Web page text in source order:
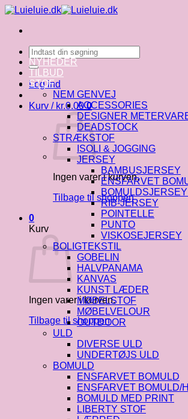
Fortsæt
indhold
Søg
efter:
Log ind
Kurv / kr.0.00 0
Ingen varer i kurven.
Tilbage til shoppen
0
Kurv
Ingen varer i kurven.
Tilbage til shoppen
NYHEDER
TILBUD
STOF
NEM GENVEJ
ACCESSORIES
DESIGNER
DEADSTOCK
STRÆKSTOF
ISOLI & JOGGING
JERSEY
BAMBUSJERSEY
ENSFARVET
RIB-JERSEY
POINTELLE
PUNTO
VISKOSEJERSEY
BOLIGTEKSTIL
GOBELIN
HALVPANAMA
KANVAS
KUNST LÆDER
MØBELSTOF
MØBELVELOUR
OUTDOOR
ULD
DIVERSE ULD
UNDERTØJS ULD
BOMULD
ENSFARVET BOMULD
ENSFARVET BOMULD/
BOMULD MED PRINT
LIBERTY STOF